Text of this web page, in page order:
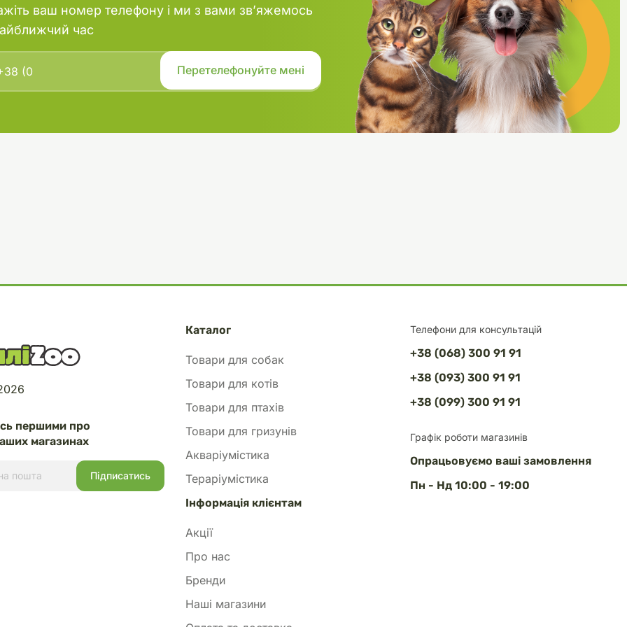
ваш номер телефону і ми з вами зв’яжемось
час
Телефони для консультацій
+38 (068) 300 91 91
+38 (093) 300 91 91
+38 (099) 300 91 91
Графік роботи магазинів
Опрацьовуємо ваші замовлення
Пн - Нд 10:00 - 19:00
першими про
магазинах
Каталог
Товари для собак
Товари для котів
Товари для птахів
Товари для гризунів
Акваріумістика
Тераріумістика
Інформація клієнтам
Акції
Про нас
Бренди
Наші магазини